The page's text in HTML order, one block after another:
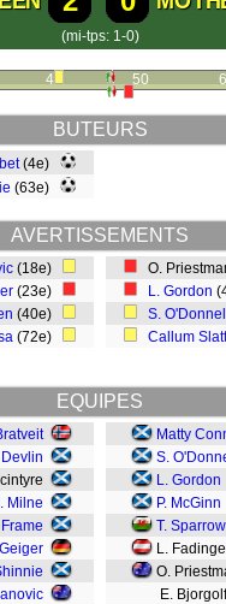
(mi-tps: 1-0)
40 50
BUTEURS
(4e)
(63e)
AVERTISSEMENTS
(18e)
(23e)
(40e)
(72e)
O.
L. Gordon
S. O'Donnell
Callum
EQUIPES
Devlin
Milne
Matty
S.
L. Gordon
P. McGinn
T. Sparrow
L.
O.
E.